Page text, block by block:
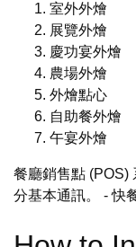
室外外燴
展覽外燴
慶功宴外燴
農場外燴
外燴點心
自助餐外燴
午宴外燴
餐廳銷售點 (POS)
分基本通訊。 - 快